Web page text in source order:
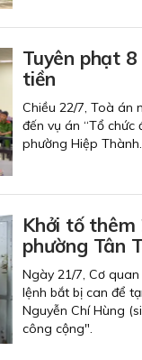
Tuyên phạt
tiền
Chiều 22/7, Toà án
đến vụ án “Tổ chức
phường Hiệp Thành.
Khởi tố
phường Tân
Ngày 21/7, Cơ
lệnh bắt bị can để
Nguyễn Chí Hùng
công cộng".